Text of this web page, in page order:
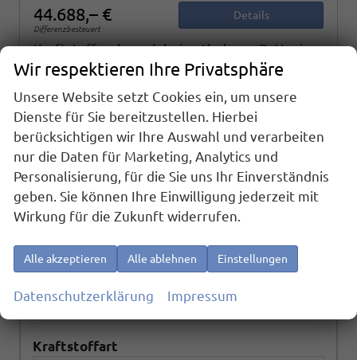
44.688,– €
Differenzbesteuert
Details
Kraftstoffverbrauch bei entladener Batterie
kombiniert:5,70 l/100km
CO
-Klasse bei entladener Batterie: B
CO2 -Emissionen (gewichtet, kombiniert):
10,00 g/km
Fahrzeugnr.
Marke
Modell
alles ausgewählt
Kraftstoffart
Wir respektieren Ihre Privatsphäre
Unsere Website setzt Cookies ein, um unsere
Dienste für Sie bereitzustellen. Hierbei
berücksichtigen wir Ihre Auswahl und verarbeiten
nur die Daten für Marketing, Analytics und
Personalisierung, für die Sie uns Ihr Einverständnis
geben. Sie können Ihre Einwilligung jederzeit mit
Wirkung für die Zukunft widerrufen.
Alle akzeptieren Alle ablehnen Einstellungen
Datenschutzerklärung Impressum